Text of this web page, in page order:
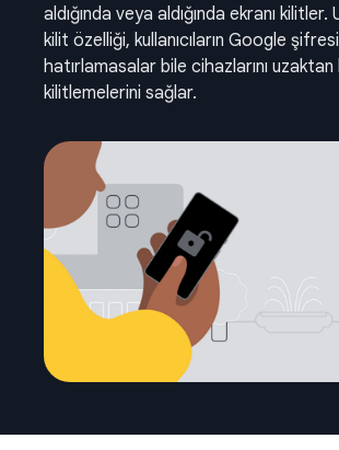
aldığında veya aldığında ekranı kilitler.
kilit özelliği, kullanıcıların Google
hatırlamasalar bile cihazlarını
kilitlemelerini sağlar.